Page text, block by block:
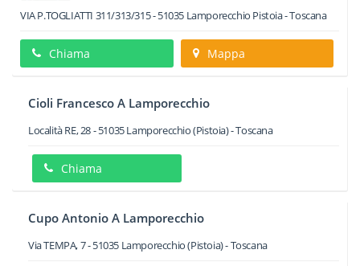
VIA P.TOGLIATTI 311/313/315-51035 Lamporecchio Pistoia -Toscana
Chiama Mappa
Cioli Francesco A Lamporecchio
Località RE, 28-51035Lamporecchio(Pistoia) -Toscana
Chiama
Cupo Antonio A Lamporecchio
Via TEMPA, 7-51035 Lamporecchio(Pistoia) -Toscana